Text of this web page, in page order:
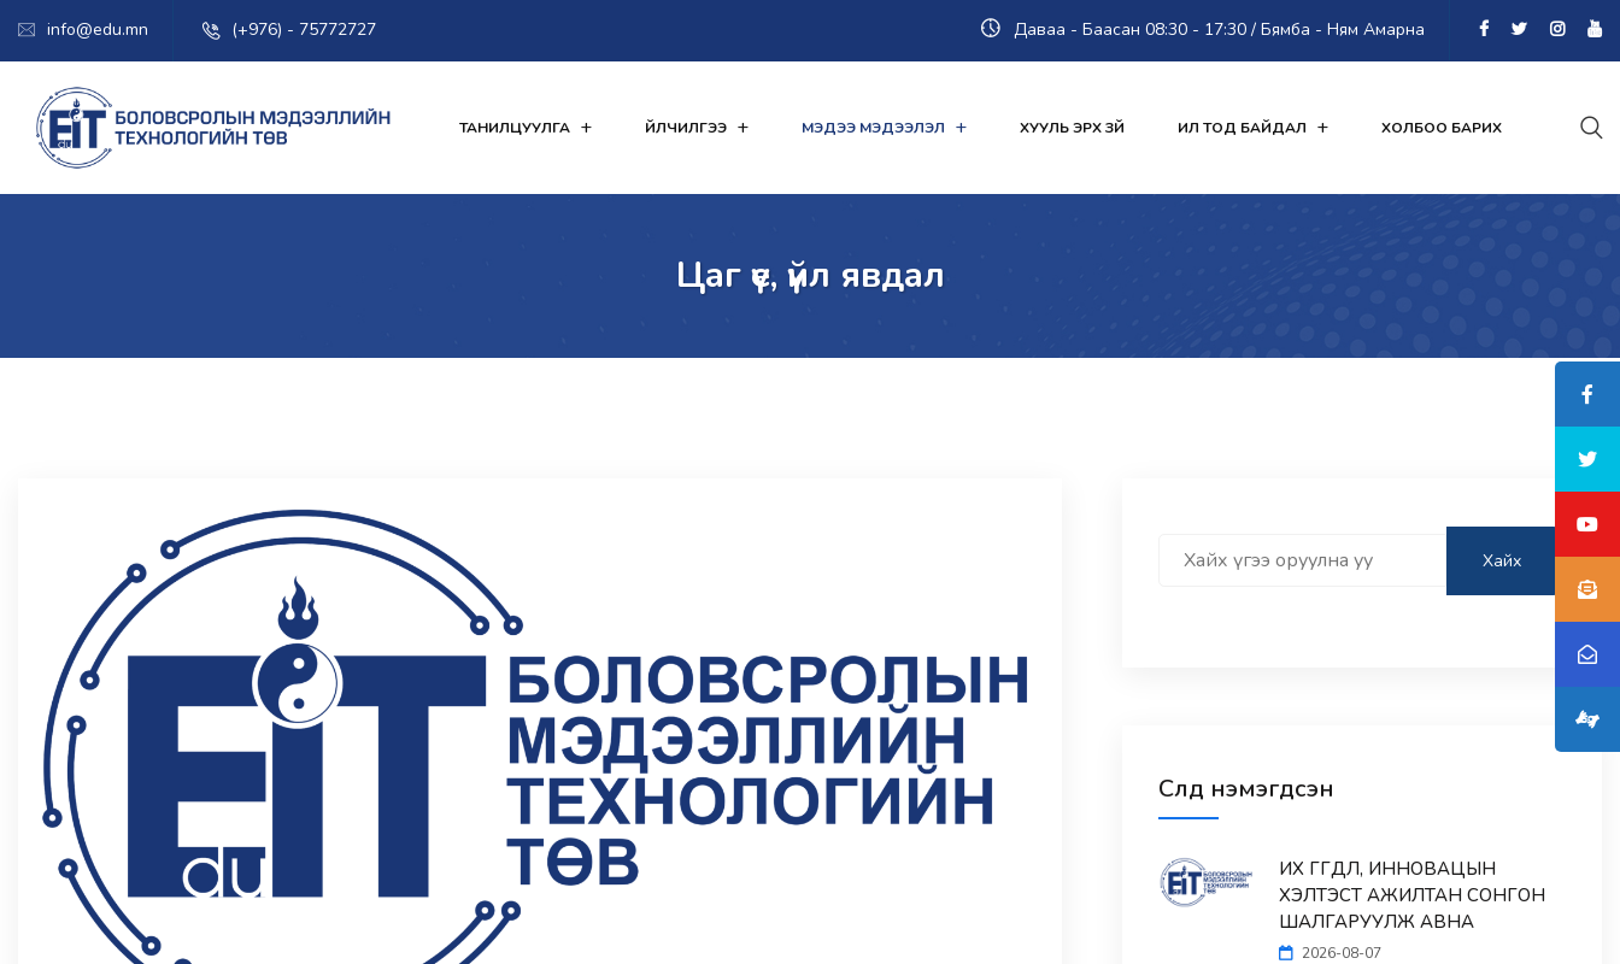
info@edu.mn (+976) - 75772727 Даваа - Баасан 08:30 - 17:30 / Бямба - Ням Амарна
ТАНИЛЦУУЛГА ҮЙЛЧИЛГЭЭ МЭДЭЭ МЭДЭЭЛЭЛ ХУУЛЬ ЭРХ ЗҮЙ ИЛ ТОД БАЙДАЛ ХОЛБОО БАРИХ
Цаг үе, үйл явдал
Хайх
Сүүлд нэмэгдсэн
ИХ ӨГӨГДӨЛ, ИННОВАЦЫН
ХЭЛТЭСТ АЖИЛТАН СОНГОН
ШАЛГАРУУЛЖ АВНА
2026-08-07